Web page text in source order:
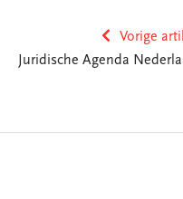
Vorige
Juridische Agenda